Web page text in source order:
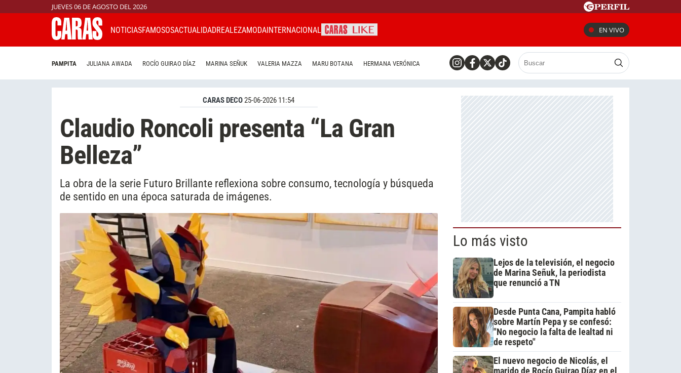
JUEVES 06 DE AGOSTO DEL 2026
NOTICIASFAMOSOSACTUALIDADREALEZAMODAINTERNACIONAL EN VIVO
PAMPITA JULIANA AWADA ROCÍO GUIRAO DÍAZ MARINA SEÑUK VALERIA MAZZA MARU BOTANA HERMANA VERÓNICA
CARAS DECO25-06-2026 11:54
Claudio Roncoli presenta “La Gran
Belleza”
La obra de la serie Futuro Brillante reflexiona sobre consumo, tecnología y búsqueda
de sentido en una época saturada de imágenes.
Lo más visto
Lejos de la televisión, el negocio
de Marina Señuk, la periodista
que renunció a TN
Desde Punta Cana, Pampita habló
sobre Martín Pepa y se confesó:
"No negocio la falta de lealtad ni
de respeto"
El nuevo negocio de Nicolás, el
marido de Rocío Guirao Díaz en el